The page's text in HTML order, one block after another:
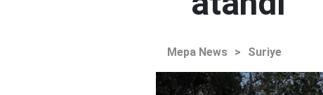
Mepa News > Suriye